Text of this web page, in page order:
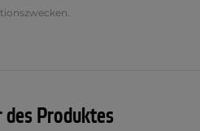
Produktes